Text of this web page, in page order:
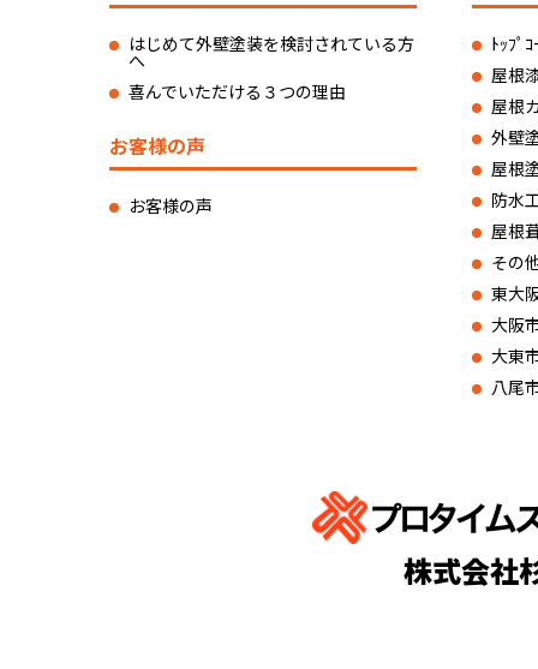
はじめて外壁塗装を検討されている方
へ
喜んでいただける３つの理由
お客様の声
お客様の声
ﾄｯﾌﾟ
屋根
屋根
外壁
屋根
防水
屋根
その
東大
大阪
大東
八尾
株式会社